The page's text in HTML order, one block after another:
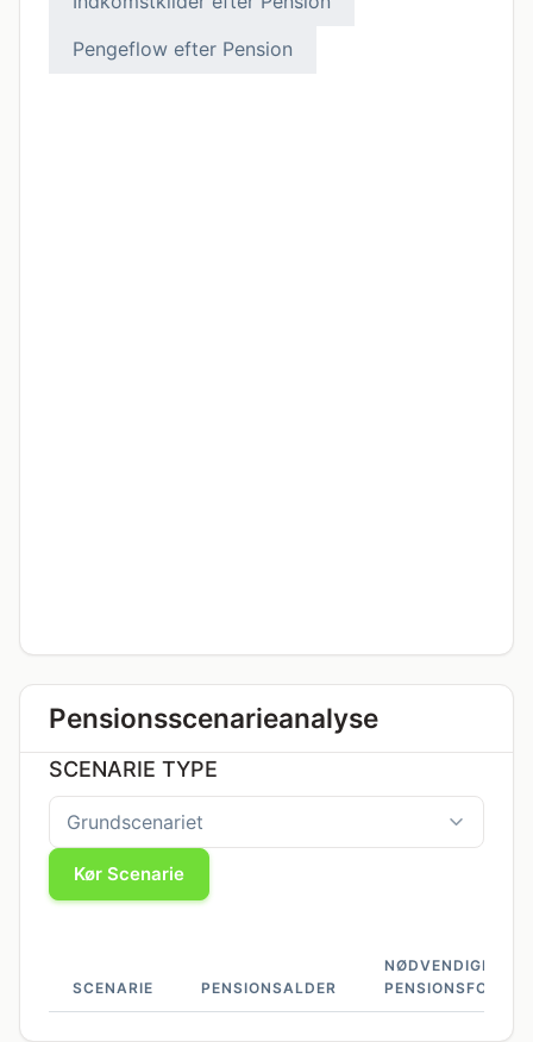
Pengeflow efter Pension
Pensionsscenarieanalyse
SCENARIE TYPE
Kør Scenarie
SCENARIE PENSIONSALDER
NØDVENDIGE
PENSIONSFONDE